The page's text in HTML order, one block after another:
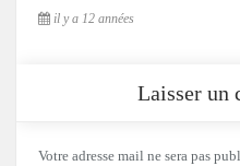
il y a 12 années
Laisser un
Votre adresse mail ne sera pas